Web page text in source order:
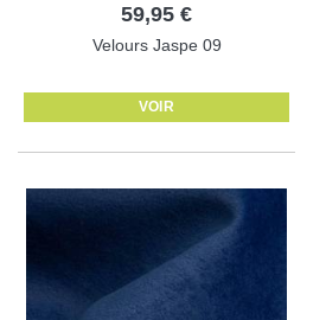
59,95 €
Velours Jaspe 09
VOIR